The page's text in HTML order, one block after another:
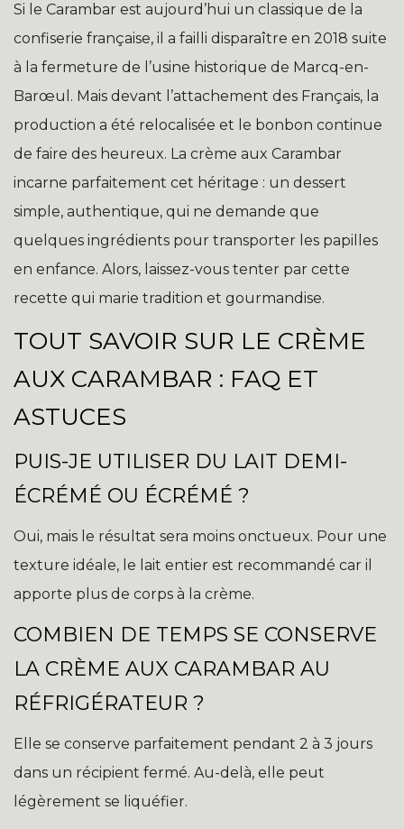
Si le Carambar est aujourd’hui un classique de la
confiserie française, il a failli disparaître en 2018 suite
à la fermeture de l’usine historique de Marcq-en-
Barœul. Mais devant l’attachement des Français, la
production a été relocalisée et le bonbon continue
de faire des heureux. La crème aux Carambar
incarne parfaitement cet héritage : un dessert
simple, authentique, qui ne demande que
quelques ingrédients pour transporter les papilles
en enfance. Alors, laissez-vous tenter par cette
recette qui marie tradition et gourmandise.
TOUT SAVOIR SUR LE CRÈME
AUX CARAMBAR : FAQ ET
ASTUCES
PUIS-JE UTILISER DU LAIT DEMI-
ÉCRÉMÉ OU ÉCRÉMÉ ?
Oui, mais le résultat sera moins onctueux. Pour une
texture idéale, le lait entier est recommandé car il
apporte plus de corps à la crème.
COMBIEN DE TEMPS SE CONSERVE
LA CRÈME AUX CARAMBAR AU
RÉFRIGÉRATEUR ?
Elle se conserve parfaitement pendant 2 à 3 jours
dans un récipient fermé. Au-delà, elle peut
légèrement se liquéfier.